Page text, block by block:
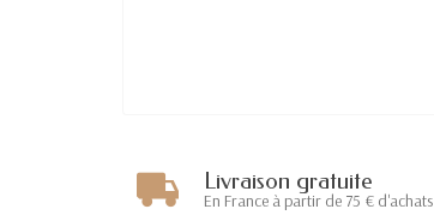
Livraison gratuite
En France à partir de 75 € d'achats